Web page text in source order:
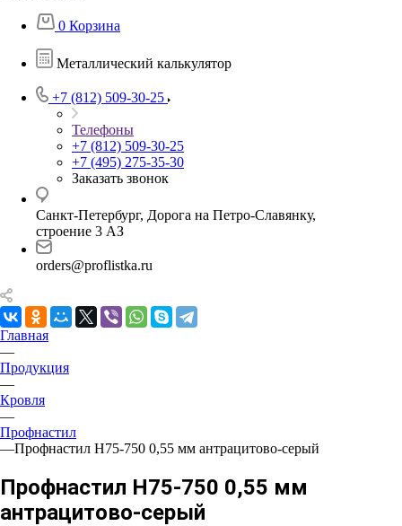
0 Корзина
Металлический калькулятор
+7 (812) 509-30-25
Телефоны
+7 (812) 509-30-25
+7 (495) 275-35-30
Заказать звонок
Санкт-Петербург, Дорога на Петро-Славянку,
строение 3 АЗ
orders@proflistka.ru
Главная
—
Продукция
—
Кровля
—
Профнастил
—Профнастил Н75-750 0,55 мм антрацитово-серый
Профнастил Н75-750 0,55 мм
антрацитово-серый